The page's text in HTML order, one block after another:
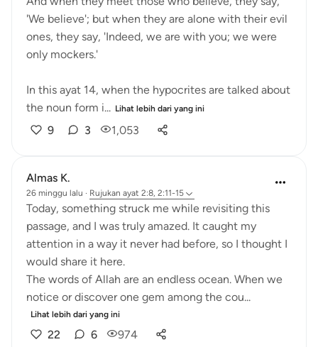
'We believe'; but when they are alone with their evil
ones, they say, 'Indeed, we are with you; we were
only mockers.'
In this ayat 14, when the hypocrites are talked about
the noun form i... Lihat lebih dari yang ini
9 3 1,053
Almas K.
26 minggu lalu · Rujukan ayat 2:8, 2:11-15
Today, something struck me while revisiting this
passage, and I was truly amazed. It caught my
attention in a way it never had before, so I thought I
would share it here.
The words of Allah are an endless ocean. When we
notice or discover one gem among the cou...
Lihat lebih dari yang ini
22 6 974